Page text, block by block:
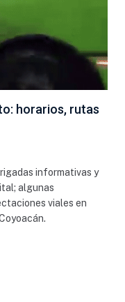
horarios, rutas
informativas y
algunas
viales en